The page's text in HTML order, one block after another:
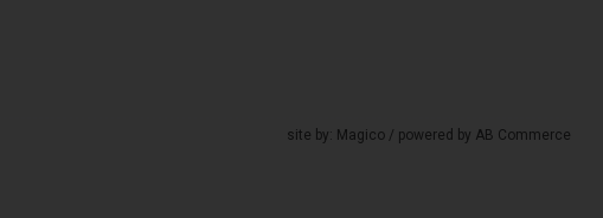
site by: Magico / powered by AB Commerce